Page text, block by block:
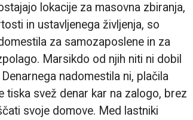
lokacije za masovna zbiranja,
in ustavljenega življenja, so
za samozaposlene in za
Marsikdo od njih niti ni dobil
nadomestila ni, plačila
tiska svež denar kar na zalogo, brez
svoje domove. Med lastniki